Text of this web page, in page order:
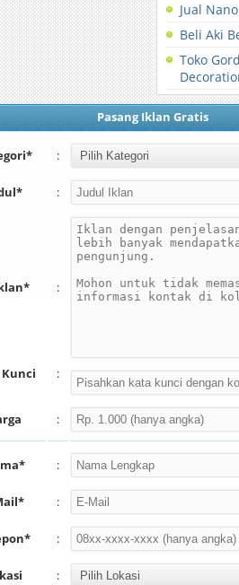
Jual
Beli Aki
Toko
Pasang Iklan Gratis
:
:
:
:
:
:
:
:
: